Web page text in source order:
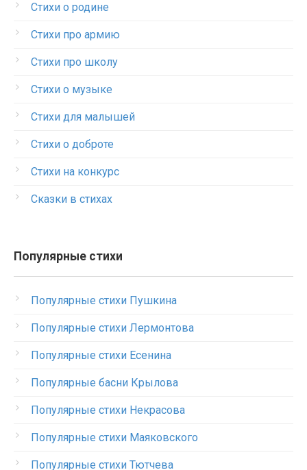
Стихи о родине
Стихи про армию
Стихи про школу
Стихи о музыке
Стихи для малышей
Стихи о доброте
Стихи на конкурс
Сказки в стихах
Популярные стихи
Популярные стихи Пушкина
Популярные стихи Лермонтова
Популярные стихи Есенина
Популярные басни Крылова
Популярные стихи Некрасова
Популярные стихи Маяковского
Популярные стихи Тютчева